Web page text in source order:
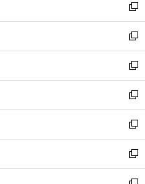
く
ド
ウ
で
開
く
ィ
ン
ド
ウ
で
開
く
い
ウ
ィ
ン
ド
ウ
で
開
く
新
し
い
ウ
ィ
ン
ド
ウ
で
開
く
新
し
い
ウ
ィ
ン
ド
ウ
で
開
新
し
い
ウ
ィ
ン
ド
ウ
新
し
い
ウ
ィ
ン
新
し
い
ウ
新
し